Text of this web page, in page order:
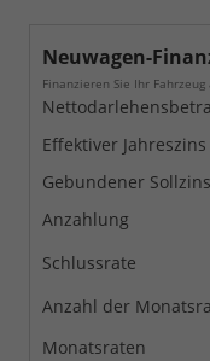
Neuwagen-
Finanzieren Sie Ihr
Effektiver Jahreszins
Gebundener
Anzahlung
Schlussrate
Anzahl der
Monatsraten